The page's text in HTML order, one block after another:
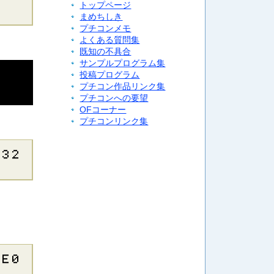
２​
０​
トップページ
まめちしき
プチコンメモ
よくある質問集
既知の不具合
サンプルプログラム集
投稿プログラム
プチコン作品リンク集
プチコンへの要望
OFコーナー
プチコンリンク集